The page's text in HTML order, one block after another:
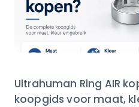
Ultrahuman Ring AIR
koopgids voor maat,